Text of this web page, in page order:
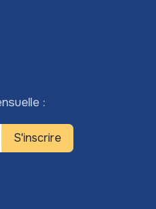
:
S'inscrire